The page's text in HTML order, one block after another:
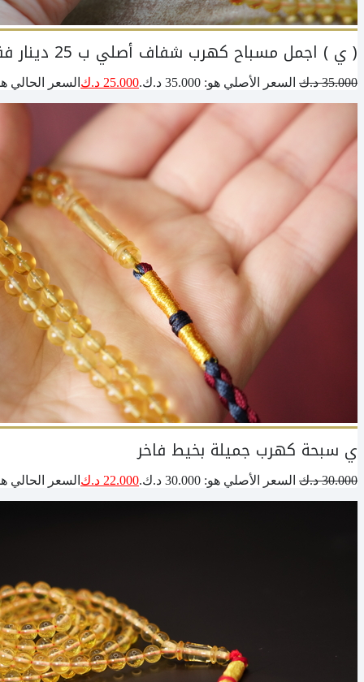
( ي ) اجمل مسباح كهرب شفاف أصلي ب 25 دينار فقط
35.000 د.ك السعر الأصلي هو: 35.000 د.ك. 25.000 د.ك السعر الحالي هو:
ي سبحة كهرب جميلة بخيط فاخر
30.000 د.ك السعر الأصلي هو: 30.000 د.ك. 22.000 د.ك السعر الحالي هو: